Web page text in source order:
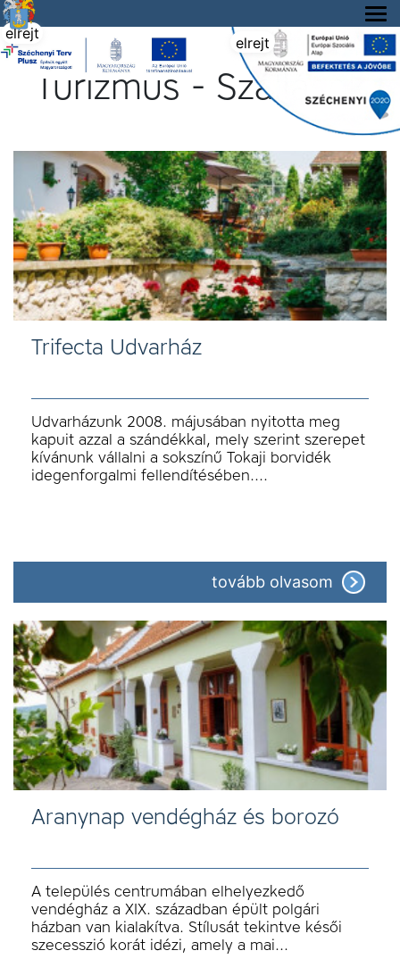
Tállya Község honlapja
elrejt
elrejt
Turizmus - Szállások
Trifecta Udvarház
Udvarházunk 2008. májusában nyitotta meg
kapuit azzal a szándékkal, mely szerint szerepet
kívánunk vállalni a sokszínű Tokaji borvidék
idegenforgalmi fellendítésében.…
tovább olvasom
Aranynap vendégház és borozó
A település centrumában elhelyezkedő
vendégház a XIX. században épült polgári
házban van kialakítva. Stílusát tekintve késői
szecesszió korát idézi, amely a mai…